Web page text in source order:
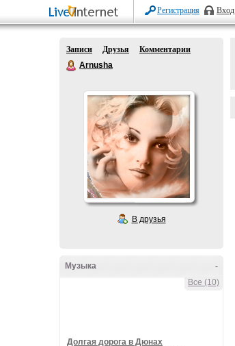
Регистрация Вход
Записи Друзья
Комментарии
Arnusha
В друзья
-
Музыка
Все (10)
Долгая дорога в Дюнах